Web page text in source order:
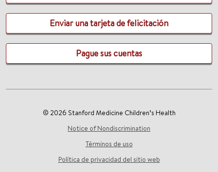
Enviar una tarjeta de felicitación
Pague sus cuentas
© 2026 Stanford Medicine Children’s Health
Notice of Nondiscrimination
Términos de uso
Política de privacidad del sitio web